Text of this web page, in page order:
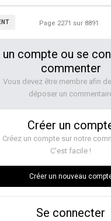
Page 2271 sur 8891
un compte ou se
commenter
Vous devez être membre afin
déposer un
Créer un
Créez un compte sur notre
C’est facile !
Créer un nouveau
Se connecter